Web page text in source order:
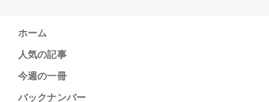
ホーム
人気の記事
今週の一冊
バックナンバー